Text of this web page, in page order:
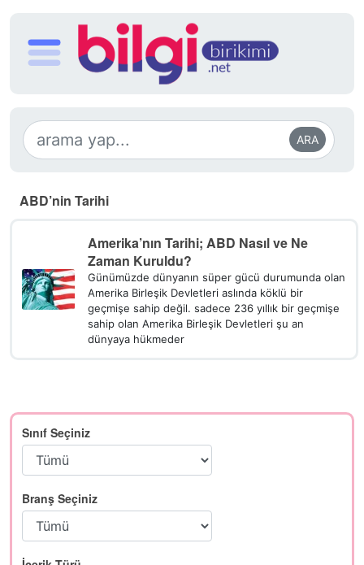
ARA
ABD’nin Tarihi
Amerika’nın Tarihi; ABD Nasıl ve Ne
Zaman Kuruldu?
Günümüzde dünyanın süper gücü durumunda olan
Amerika Birleşik Devletleri aslında köklü bir
geçmişe sahip değil. sadece 236 yıllık bir geçmişe
sahip olan Amerika Birleşik Devletleri şu an
dünyaya hükmeder
Sınıf Seçiniz
Branş Seçiniz